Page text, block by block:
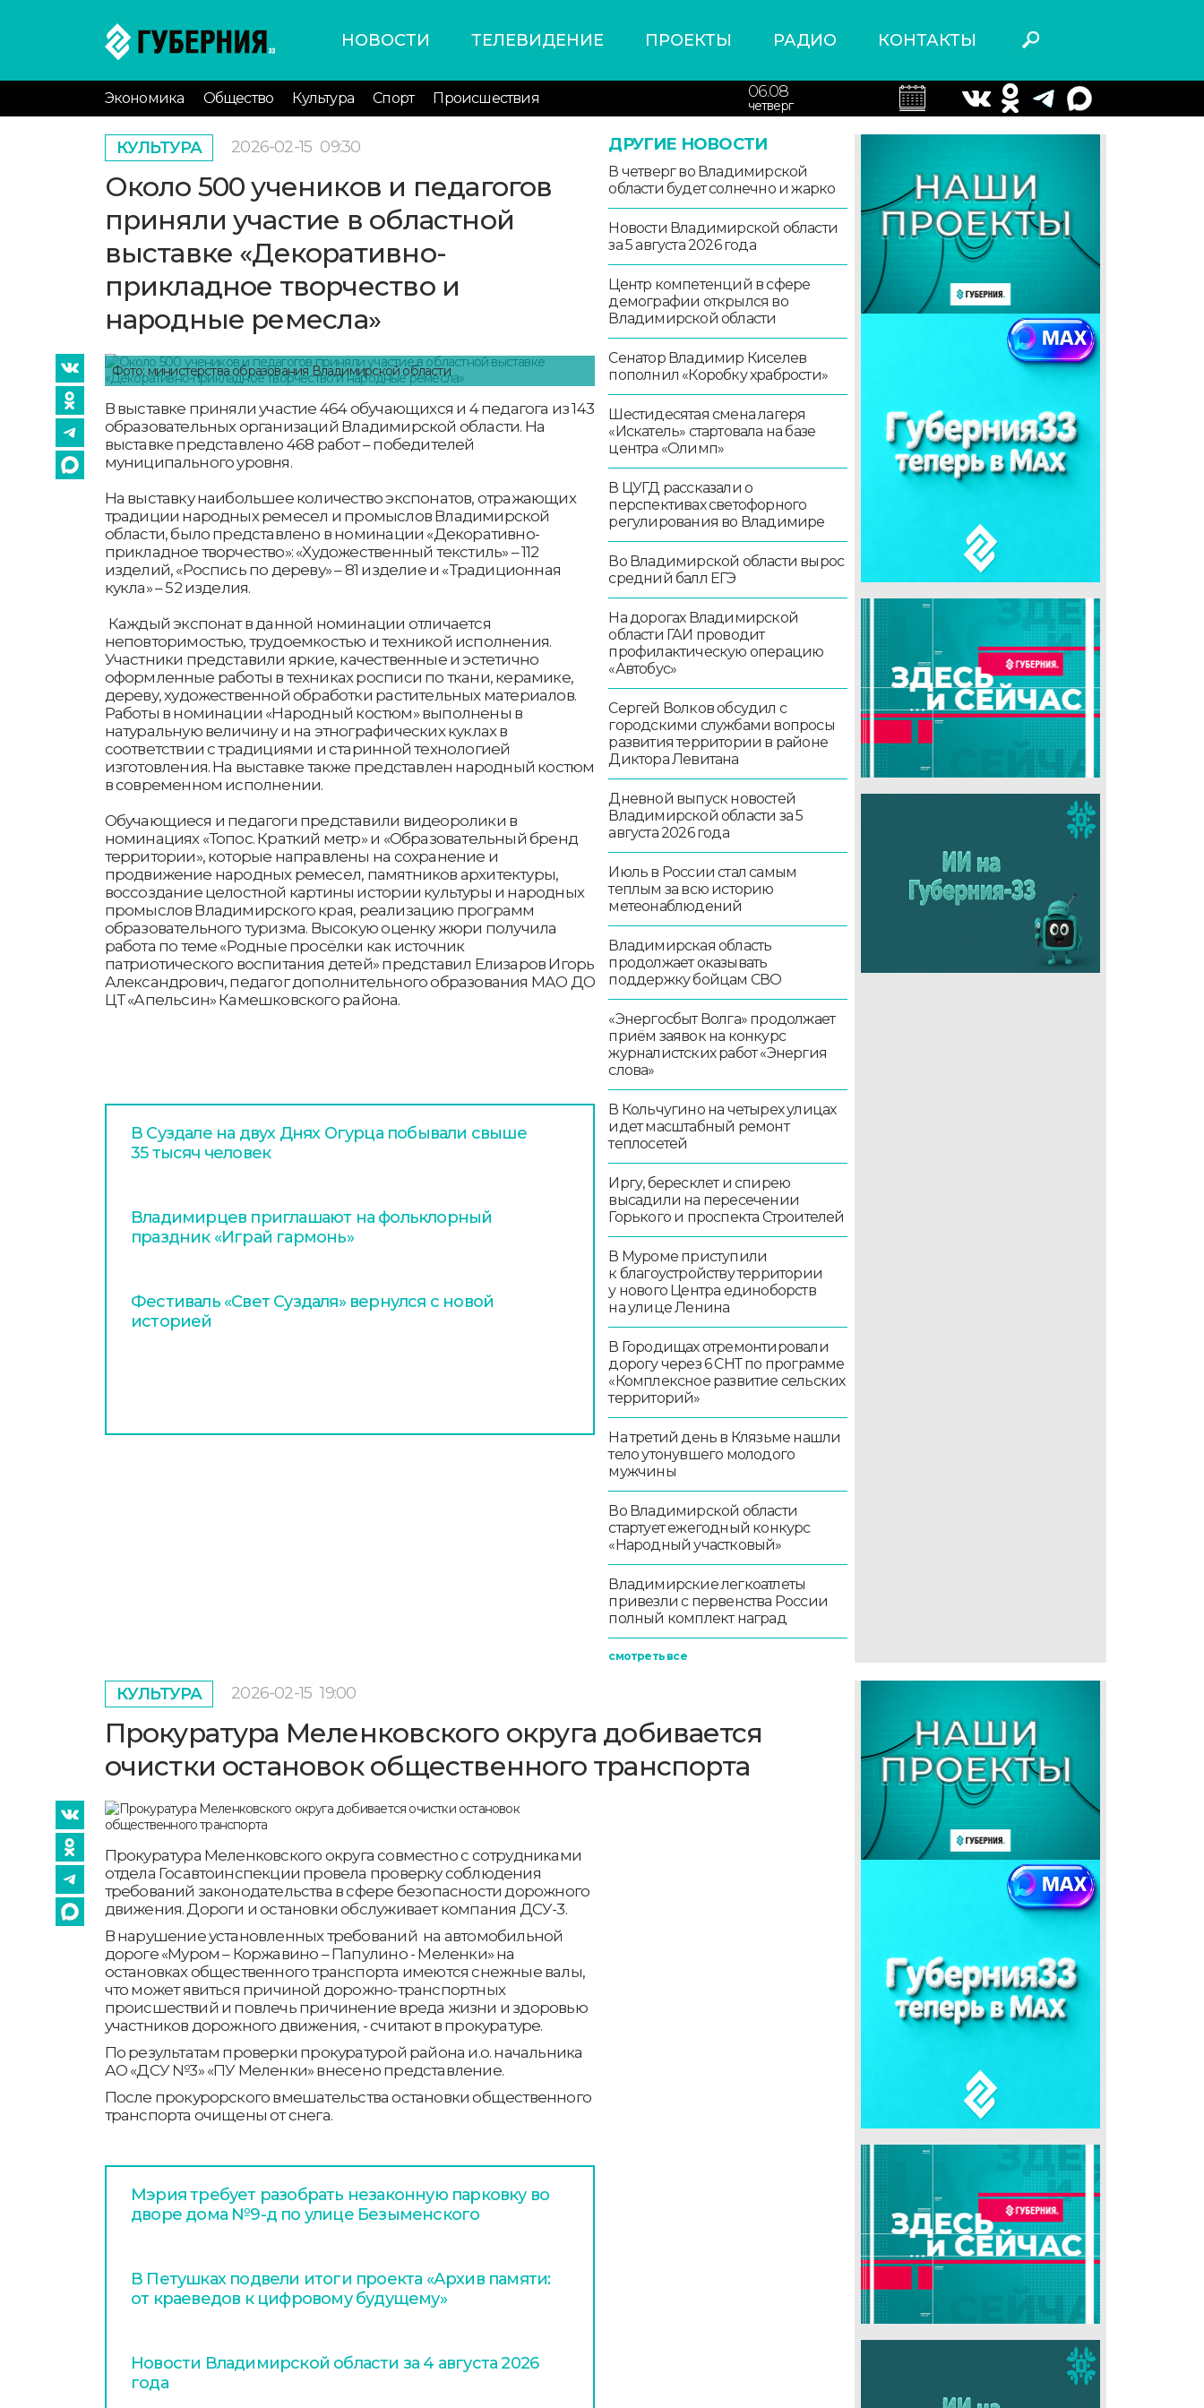
НОВОСТИ ТЕЛЕВИДЕНИЕ ПРОЕКТЫ РАДИО КОНТАКТЫ
Экономика Общество Культура Спорт Происшествия 06.08
четверг
КУЛЬТУРА 2026-02-15 09:30
Около 500 учеников и педагогов
приняли участие в областной
выставке «Декоративно-
прикладное творчество и
народные ремесла»
Фото: министерства образования Владимирской области
В выставке приняли участие 464 обучающихся и 4 педагога из 143
образовательных организаций Владимирской области. На
выставке представлено 468 работ – победителей
муниципального уровня.
На выставку наибольшее количество экспонатов, отражающих
традиции народных ремесел и промыслов Владимирской
области, было представлено в номинации «Декоративно-
прикладное творчество»: «Художественный текстиль» – 112
изделий, «Роспись по дереву» – 81 изделие и «Традиционная
кукла» – 52 изделия.
Каждый экспонат в данной номинации отличается
неповторимостью, трудоемкостью и техникой исполнения.
Участники представили яркие, качественные и эстетично
оформленные работы в техниках росписи по ткани, керамике,
дереву, художественной обработки растительных материалов.
Работы в номинации «Народный костюм» выполнены в
натуральную величину и на этнографических куклах в
соответствии с традициями и старинной технологией
изготовления. На выставке также представлен народный костюм
в современном исполнении.
Обучающиеся и педагоги представили видеоролики в
номинациях «Топос. Краткий метр» и «Образовательный бренд
территории», которые направлены на сохранение и
продвижение народных ремесел, памятников архитектуры,
воссоздание целостной картины истории культуры и народных
промыслов Владимирского края, реализацию программ
образовательного туризма. Высокую оценку жюри получила
работа по теме «Родные просёлки как источник
патриотического воспитания детей» представил Елизаров Игорь
Александрович, педагог дополнительного образования МАО ДО
ЦТ «Апельсин» Камешковского района.
В Суздале на двух Днях Огурца побывали свыше
35 тысяч человек
Владимирцев приглашают на фольклорный
праздник «Играй гармонь»
Фестиваль «Свет Суздаля» вернулся с новой
историей
ДРУГИЕ НОВОСТИ
В четверг во Владимирской
области будет солнечно и жарко
Новости Владимирской области
за 5 августа 2026 года
Центр компетенций в сфере
демографии открылся во
Владимирской области
Сенатор Владимир Киселев
пополнил «Коробку храбрости»
Шестидесятая смена лагеря
«Искатель» стартовала на базе
центра «Олимп»
В ЦУГД рассказали о
перспективах светофорного
регулирования во Владимире
Во Владимирской области вырос
средний балл ЕГЭ
На дорогах Владимирской
области ГАИ проводит
профилактическую операцию
«Автобус»
Сергей Волков обсудил с
городскими службами вопросы
развития территории в районе
Диктора Левитана
Дневной выпуск новостей
Владимирской области за 5
августа 2026 года
Июль в России стал самым
теплым за всю историю
метеонаблюдений
Владимирская область
продолжает оказывать
поддержку бойцам СВО
«Энергосбыт Волга» продолжает
приём заявок на конкурс
журналистских работ «Энергия
слова»
В Кольчугино на четырех улицах
идет масштабный ремонт
теплосетей
Иргу, бересклет и спирею
высадили на пересечении
Горького и проспекта Строителей
В Муроме приступили
к благоустройству территории
у нового Центра единоборств
на улице Ленина
В Городищах отремонтировали
дорогу через 6 СНТ по программе
«Комплексное развитие сельских
территорий»
На третий день в Клязьме нашли
тело утонувшего молодого
мужчины
Во Владимирской области
стартует ежегодный конкурс
«Народный участковый»
Владимирские легкоатлеты
привезли с первенства России
полный комплект наград
смотреть все
КУЛЬТУРА 2026-02-15 19:00
Прокуратура Меленковского округа добивается
очистки остановок общественного транспорта
Прокуратура Меленковского округа совместно с сотрудниками
отдела Госавтоинспекции провела проверку соблюдения
требований законодательства в сфере безопасности дорожного
движения. Дороги и остановки обслуживает компания ДСУ-3.
В нарушение установленных требований на автомобильной
дороге «Муром – Коржавино – Папулино - Меленки» на
остановках общественного транспорта имеются снежные валы,
что может явиться причиной дорожно-транспортных
происшествий и повлечь причинение вреда жизни и здоровью
участников дорожного движения, - считают в прокуратуре.
По результатам проверки прокуратурой района и.о. начальника
АО «ДСУ №3» «ПУ Меленки» внесено представление.
После прокурорского вмешательства остановки общественного
транспорта очищены от снега.
Мэрия требует разобрать незаконную парковку во
дворе дома №9-д по улице Безыменского
В Петушках подвели итоги проекта «Архив памяти:
от краеведов к цифровому будущему»
Новости Владимирской области за 4 августа 2026
года